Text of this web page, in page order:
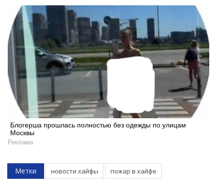
Блогерша прошлась полностью без одежды по улицам
Москвы
Реклама
Метки новости хайфы пожар в хайфе